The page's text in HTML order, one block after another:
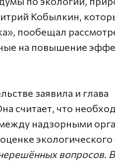
Кобылкин,
пообещал
на повышение
заявила и глава
считает, что
надзорными
вопросов.